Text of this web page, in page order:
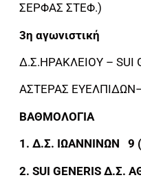
ΣΕΡΦΑΣ ΣΤΕΦ.)
3η αγωνιστική
Δ.Σ.ΗΡΑΚΛΕΙΟΥ – SUI
ΑΣΤΕΡΑΣ
ΒΑΘΜΟΛΟΓΙΑ
1. Δ.Σ. ΙΩΑΝΝΙΝΩΝ 9
2. SUI GENERIS Δ.Σ.